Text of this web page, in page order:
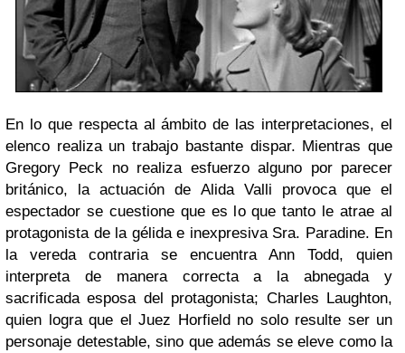
En lo que respecta al ámbito de las interpretaciones, el
elenco realiza un trabajo bastante dispar. Mientras que
Gregory Peck no realiza esfuerzo alguno por parecer
británico, la actuación de Alida Valli provoca que el
espectador se cuestione que es lo que tanto le atrae al
protagonista de la gélida e inexpresiva Sra. Paradine. En
la vereda contraria se encuentra Ann Todd, quien
interpreta de manera correcta a la abnegada y
sacrificada esposa del protagonista; Charles Laughton,
quien logra que el Juez Horfield no solo resulte ser un
personaje detestable, sino que además se eleve como la